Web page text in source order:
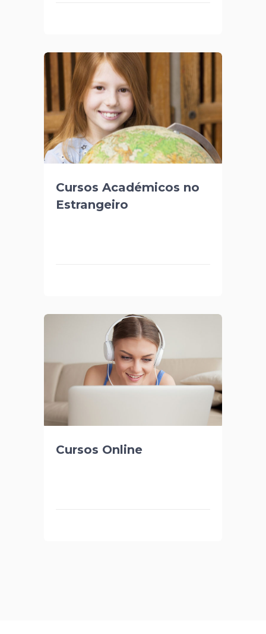
Cursos Académicos no
Estrangeiro
Cursos Online